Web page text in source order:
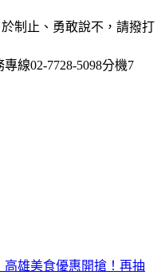
制止、勇敢說不，請撥打
線02-7728-5098分機7
高雄美食優惠開搶！再抽